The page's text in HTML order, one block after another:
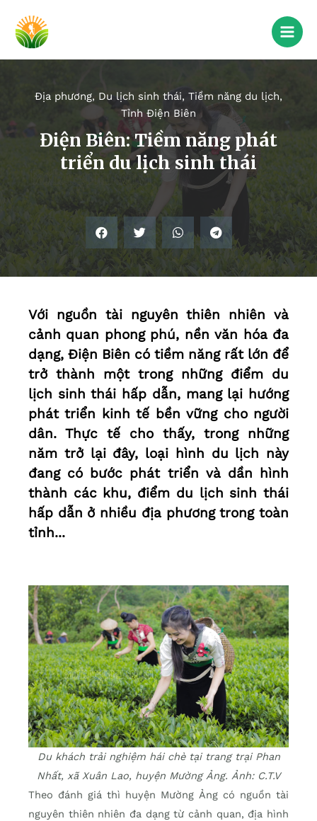
Địa phương, Du lịch sinh thái, Tiềm năng du lịch,
Tỉnh Điện Biên
Điện Biên: Tiềm năng phát
triển du lịch sinh thái
Với nguồn tài nguyên thiên nhiên và
cảnh quan phong phú, nền văn hóa đa
dạng, Ðiện Biên có tiềm năng rất lớn để
trở thành một trong những điểm du
lịch sinh thái hấp dẫn, mang lại hướng
phát triển kinh tế bền vững cho người
dân. Thực tế cho thấy, trong những
năm trở lại đây, loại hình du lịch này
đang có bước phát triển và dần hình
thành các khu, điểm du lịch sinh thái
hấp dẫn ở nhiều địa phương trong toàn
tỉnh...
Du khách trải nghiệm hái chè tại trang trại Phan
Nhất, xã Xuân Lao, huyện Mường Ảng. Ảnh: C.T.V
Theo đánh giá thì huyện Mường Ảng có nguồn tài
nguyên thiên nhiên đa dạng từ cảnh quan, địa hình